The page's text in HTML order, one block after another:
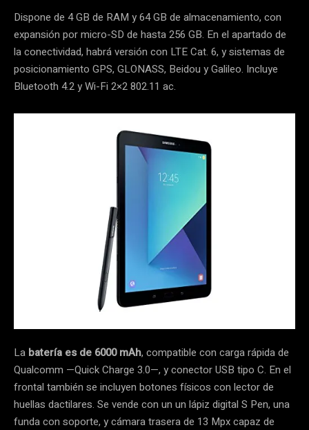
Dispone de 4 GB de RAM y 64 GB de almacenamiento, con
expansión por micro-SD de hasta 256 GB. En el apartado de
la conectividad, habrá versión con LTE Cat. 6, y sistemas de
posicionamiento GPS, GLONASS, Beidou y Galileo. Incluye
Bluetooth 4.2 y Wi-Fi 2×2 802.11 ac.
La batería es de 6000 mAh, compatible con carga rápida de
Qualcomm —QuickCharge 3.0—, y conector USB tipo C. En el
frontal también se incluyen botones físicos con lector de
huellas dactilares. Se vende con un un lápiz digital S Pen, una
funda con soporte, y cámara trasera de 13 Mpx capaz de